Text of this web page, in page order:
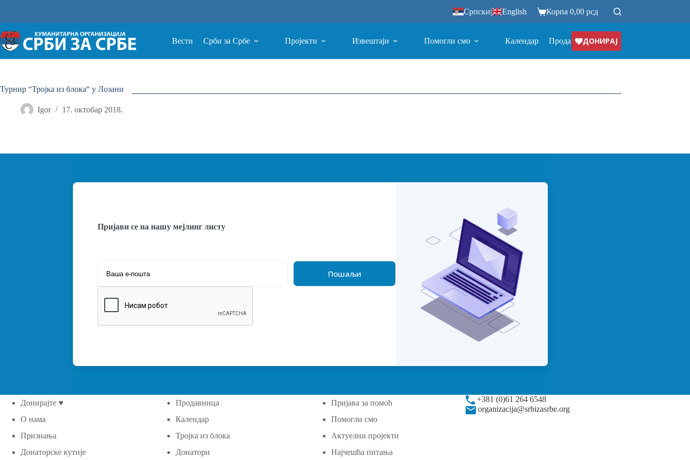
Српски| English Корпа 0,00 рсд
Вести Срби за Србе Пројекти Извештаји Помогли смо Календар ПродавницаДОНИРАЈ
Турнир “Тројка из блока“ у Лозани
Igor 17. октобар 2018.
Пријави се на нашу мејлинг листу
Донирајте ♥
О нама
Признања
Донаторске кутије
Продавница
Календар
Тројка из блока
Донатори
Пријава за помоћ
Помогли смо
Актуелни пројекти
Најчешћа питања
+381 (0)61 264 6548
organizacija@srbizasrbe.org